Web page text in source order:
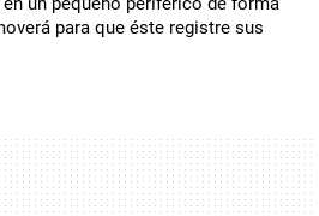
para que éste registre sus